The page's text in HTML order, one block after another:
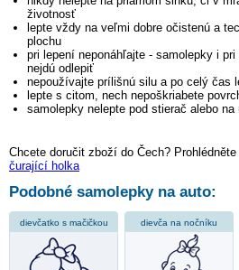
životnosť
lepte vždy na veľmi dobre očistenú a
plochu
pri lepení neponáhľajte - samolepky i
nejdú odlepiť
nepoužívajte prílišnú silu a po celý čas
lepte s citom, nech nepoškriabete
samolepky nelepte pod stierač alebo na
Chcete doručit zboží do Čech?
čurající holka
Podobné samolepky na auto:
dievčatko s mačičkou dievča na nočníku